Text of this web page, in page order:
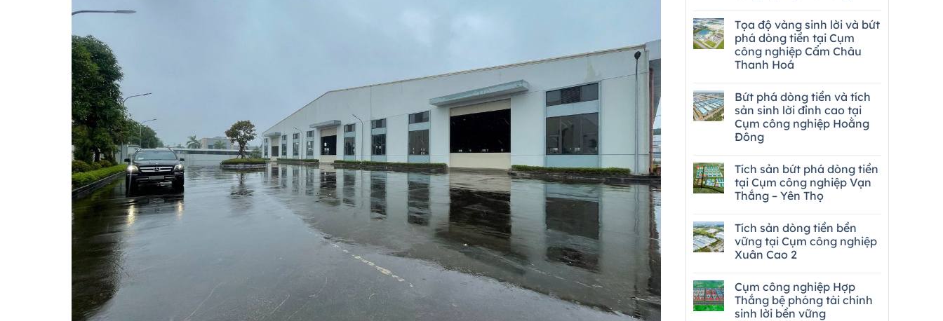
Tọa độ vàng sinh lời và bứt
phá dòng tiền tại Cụm
công nghiệp Cẩm Châu
Thanh Hoá
Bứt phá dòng tiền và tích
sản sinh lời đỉnh cao tại
Cụm công nghiệp Hoằng
Đông
Tích sản bứt phá dòng tiền
tại Cụm công nghiệp Vạn
Thắng – Yên Thọ
Tích sản dòng tiền bền
vững tại Cụm công nghiệp
Xuân Cao 2
Cụm công nghiệp Hợp
Thắng bệ phóng tài chính
sinh lời bền vững